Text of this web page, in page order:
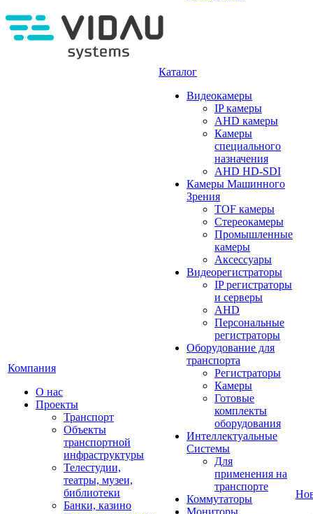
Компания
О нас
Проекты
Транспорт
Объекты
транспортной
инфраструктуры
Телестудии,
театры, музеи,
библиотеки
Банки, казино
Каталог
Видеокамеры
IP камеры
AHD камеры
Камеры
специального
назначения
AHD HD-SDI
Камеры Машинного
Зрения
TOF камеры
Стереокамеры
Промышленные
камеры
Аксессуары
Видеорегистраторы
IP регистраторы
и серверы
AHD
Персональные
регистраторы
Оборудование для
транспорта
Регистраторы
Камеры
Готовые
комплекты
оборудования
Интеллектуальные
Системы
Для
применения на
транспорте
Коммутаторы
Мониторы